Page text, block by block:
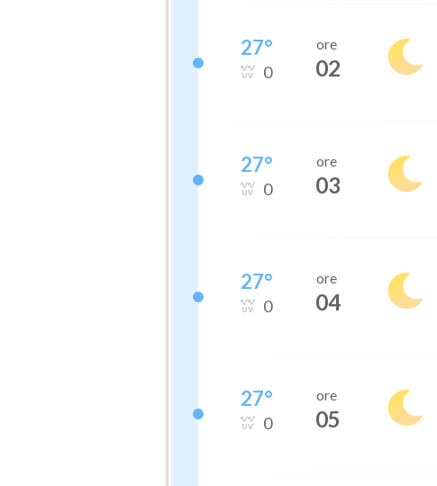
27°
0
ore
02
27°
0
ore
03
27°
0
ore
04
27°
0
ore
05